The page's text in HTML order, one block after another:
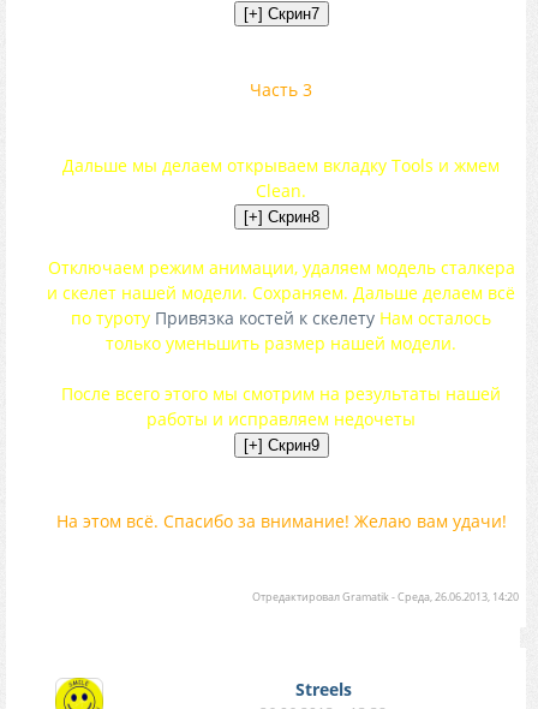
Часть 3
Дальше мы делаем открываем вкладку Tools и жмем
Clean.
Отключаем режим анимации, удаляем модель сталкера
и скелет нашей модели. Сохраняем. Дальше делаем всё
по туроту Привязка костей к скелету Нам осталось
только уменьшить размер нашей модели.
После всего этого мы смотрим на результаты нашей
работы и исправляем недочеты
На этом всё. Спасибо за внимание! Желаю вам удачи!
ОтредактировалGramatik-Среда, 26.06.2013, 14:20
Streels